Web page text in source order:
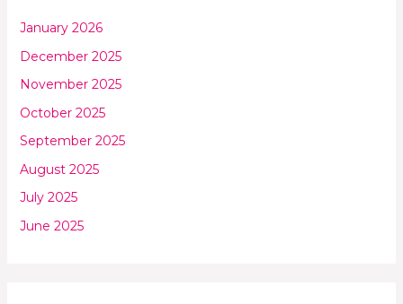
January 2026
December 2025
November 2025
October 2025
September 2025
August 2025
July 2025
June 2025